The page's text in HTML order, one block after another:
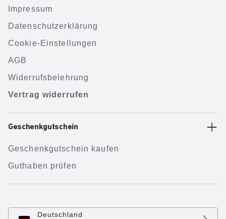
Impressum
Datenschutzerklärung
Cookie-Einstellungen
AGB
Widerrufsbelehrung
Vertrag widerrufen
Geschenkgutschein
Geschenkgutschein kaufen
Guthaben prüfen
Deutschland